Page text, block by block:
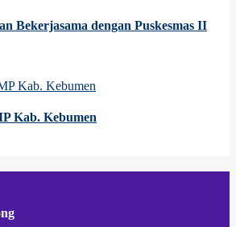
Bekerjasama dengan Puskesmas II
Kab. Kebumen